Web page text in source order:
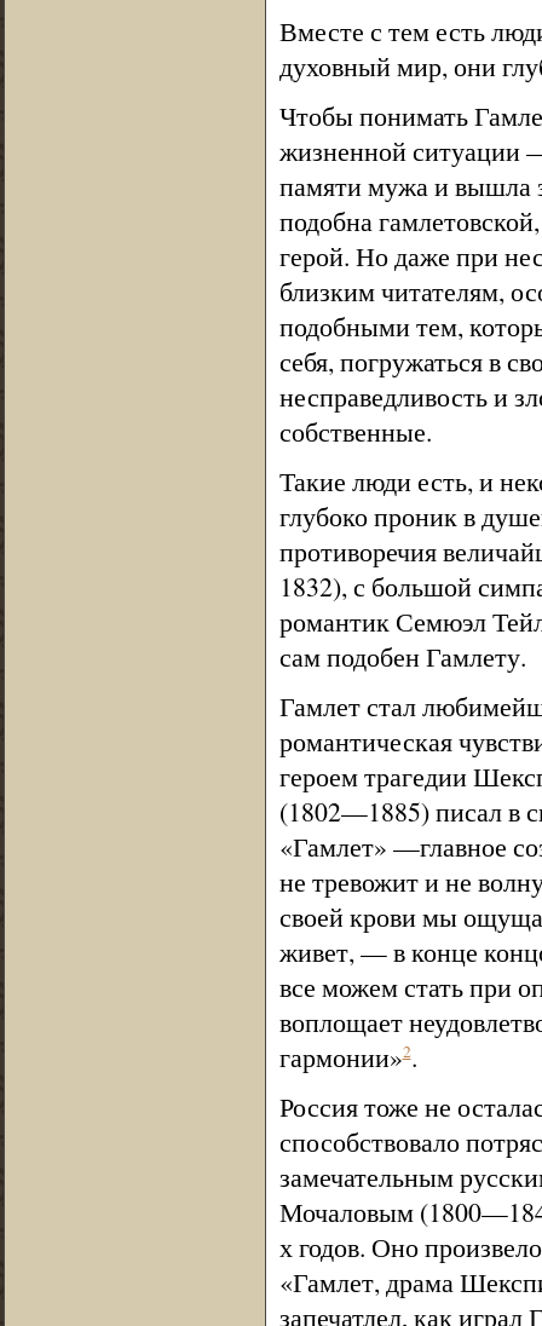
Вместе с тем есть
духовный мир, они
Чтобы понимать
жизненной ситуации
памяти мужа и вышла
подобна
герой. Но даже при
близким читателям,
подобными тем,
себя, погружаться в
несправедливость и
собственные.
Такие люди есть, и
глубоко проник в
противоречия
1832), с большой
романтик Семюэл
сам подобен Гамлету.
Гамлет стал
романтическая
героем трагедии
(1802—1885) писал в
«Гамлет» —главное
не тревожит и не
своей крови мы
живет, — в конце
все можем стать при
воплощает
гармонии»2.
Россия тоже не
способствовало
замечательным
Мочаловым
х годов. Оно
«Гамлет, драма
запечатлел, как